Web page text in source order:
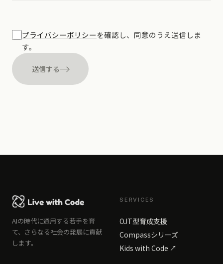
プライバシーポリシーを確認し、同意のうえ送信しま
す。
送信する
AIの時代に通用する若手を育
て、さらなる社会の発展に貢献
します。
SERVICES
OJT型育成支援
Compassシリーズ
Kids with Code ↗